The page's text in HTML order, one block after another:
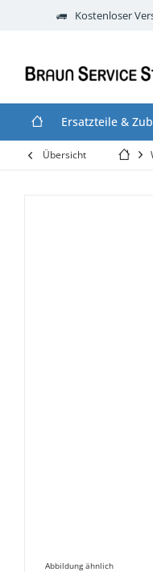
Kostenloser
Ersatzteile &
Übersicht
Abbildung ähnlich